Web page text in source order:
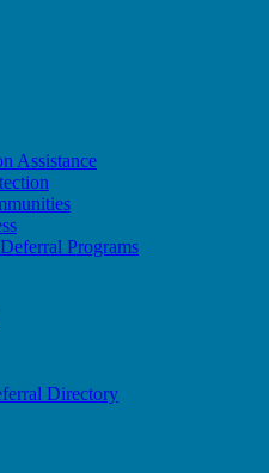
Assistance
Programs
Directory